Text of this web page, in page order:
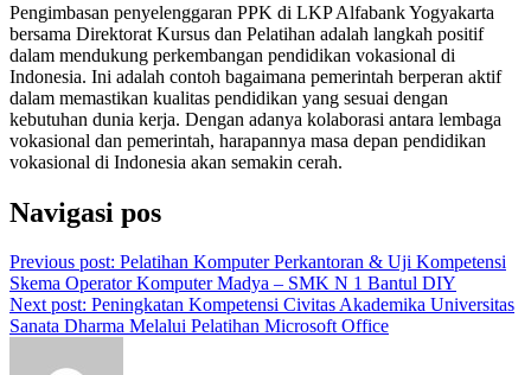
Pengimbasan penyelenggaran PPK di LKP Alfabank Yogyakarta
bersama Direktorat Kursus dan Pelatihan adalah langkah positif
dalam mendukung perkembangan pendidikan vokasional di
Indonesia. Ini adalah contoh bagaimana pemerintah berperan aktif
dalam memastikan kualitas pendidikan yang sesuai dengan
kebutuhan dunia kerja. Dengan adanya kolaborasi antara lembaga
vokasional dan pemerintah, harapannya masa depan pendidikan
vokasional di Indonesia akan semakin cerah.
Navigasi pos
Previous post: Pelatihan Komputer Perkantoran & Uji Kompetensi
Skema Operator Komputer Madya – SMK N 1 Bantul DIY
Next post: Peningkatan Kompetensi Civitas Akademika Universitas
Sanata Dharma Melalui Pelatihan Microsoft Office